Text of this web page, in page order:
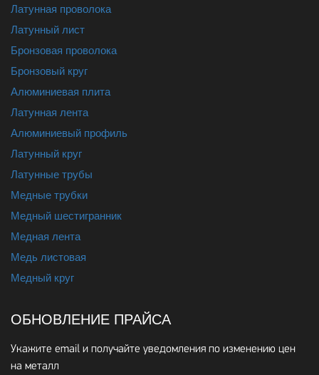
Латунная проволока
Латунный лист
Бронзовая проволока
Бронзовый круг
Алюминиевая плита
Латунная лента
Алюминиевый профиль
Латунный круг
Латунные трубы
Медные трубки
Медный шестигранник
Медная лента
Медь листовая
Медный круг
ОБНОВЛЕНИЕ ПРАЙСА
Укажите email и получайте уведомления по изменению цен
на металл